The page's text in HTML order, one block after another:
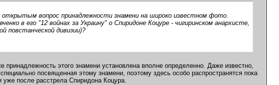
вопрос принадлежности знамени на широко известном фото.
в его "12 войнах за Украину" о Спиридоне Коцуре - чигиринском анархисте,
повстанческой дивизии)?
принадлежность этого знамени установлена вполне определенно. Даже известно,
посвященная этому знамени, поэтому здесь особо распространятся пока
уже после расстрела Спиридона Коцура.